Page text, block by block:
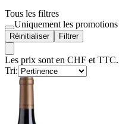
Tous les filtres
Uniquement les promotions
Réinitialiser Filtrer
Les prix sont en CHF et TTC.
Tri: